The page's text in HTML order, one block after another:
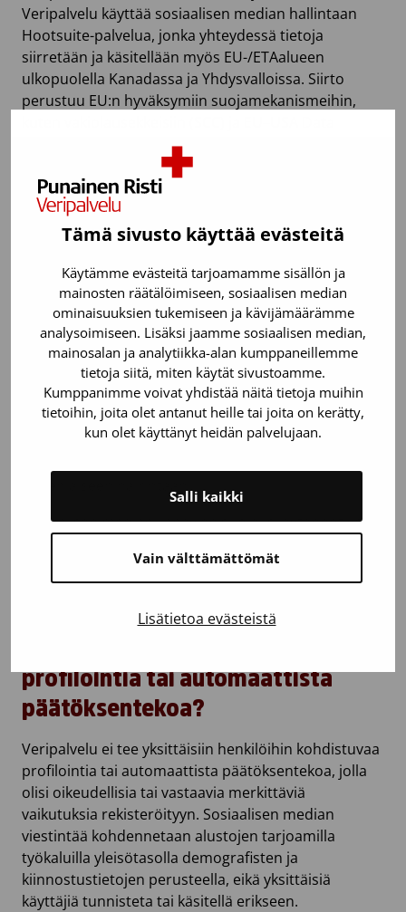
Tämä sivusto käyttää evästeitä
Käytämme evästeitä tarjoamamme sisällön ja
mainosten räätälöimiseen, sosiaalisen median
ominaisuuksien tukemiseen ja kävijämäärämme
analysoimiseen. Lisäksi jaamme sosiaalisen median,
mainosalan ja analytiikka-alan kumppaneillemme
tietoja siitä, miten käytät sivustoamme.
Kumppanimme voivat yhdistää näitä tietoja muihin
tietoihin, joita olet antanut heille tai joita on kerätty,
kun olet käyttänyt heidän palvelujaan.
Vain välttämättömät
Salli kaikki
Lisätietoa evästeistä
Veripalvelu käyttää sosiaalisen median hallintaan
Hootsuite-palvelua, jonka yhteydessä tietoja
siirretään ja käsitellään myös EU-/ETAalueen
ulkopuolella Kanadassa ja Yhdysvalloissa. Siirto
perustuu EU:n hyväksymiin suojamekanismeihin,
Privacy Frameworkiin. Tietoja suojataan salauksella,
käyttöoikeuksien hallinnalla ja muilla
tietoturvatoimilla.
Miten tietojani suojataan?
Veripalvelun työntekijöitä ja palveluntuottajia koskee
salassapitovelvollisuus. Rekisteriin pääsy on rajattu
käyttäjätunnuksin rekisteritietoja työtehtävissään
tarvitseville. Veripalvelu varmistaa henkilötietojen
käsittelyyn osallistuvan henkilöstön osaamisen
säännönmukaisilla koulutuksilla ja ohjeilla.
Veripalvelu noudattaa tervettä julkista keskustelua
Sosiaalisen median kanavien suojauskäytännöt voit
tietosuojakäytännöstä.
profilointia tai automaattista
päätöksentekoa?
Veripalvelu ei tee yksittäisiin henkilöihin kohdistuvaa
profilointia tai automaattista päätöksentekoa, jolla
olisi oikeudellisia tai vastaavia merkittäviä
vaikutuksia rekisteröityyn. Sosiaalisen median
viestintää kohdennetaan alustojen tarjoamilla
työkaluilla yleisötasolla demografisten ja
kiinnostustietojen perusteella, eikä yksittäisiä
käyttäjiä tunnisteta tai käsitellä erikseen.